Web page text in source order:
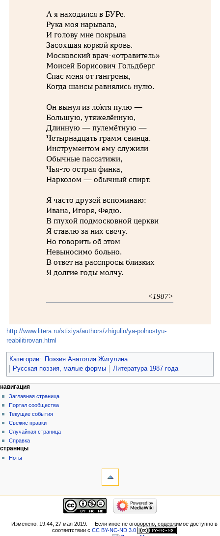
А я находился в БУРе.
Рука моя нарывала,
И голову мне покрыла
Засохшая коркой кровь.
Московский врач-«отравитель»
Моисей Борисович Гольдберг
Спас меня от гангрены,
Когда шансы равнялись нулю.
Он вынул из ло́ктя пулю —
Большую, утяжелённую,
Длинную — пулемётную —
Четырнадцать грамм свинца.
Инструментом ему служили
Обычные пассатижи,
Чья-то острая финка,
Наркозом — обычный спирт.
Я часто друзей вспоминаю:
Ивана, Игоря, Федю.
В глухой подмосковной церкви
Я ставлю за них свечу.
Но говорить об этом
Невыносимо больно.
В ответ на расспросы близких
Я долгие годы молчу.
<1987>
http://www.litera.ru/stixiya/authors/zhigulin/ya-polnostyu-
reabilitirovan.html
Категории:
Поэзия Анатолия Жигулина
Русская поэзия, малые формы
Литература 1987 года
навигация
Заглавная страница
Портал сообщества
Текущие события
Свежие правки
Случайная страница
Справка
страницы
Ноты
Изменено: 19:44, 27 мая 2019.
Если иное не оговорено, содержимое доступно в
соответствии сCC BY-NC-ND 3.0